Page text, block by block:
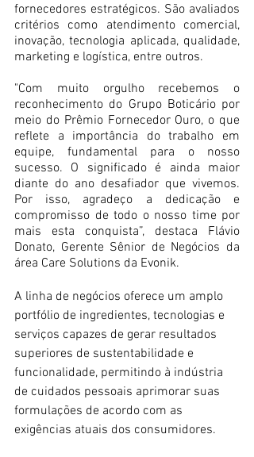
fornecedores estratégicos. São avaliados
critérios como atendimento comercial,
inovação, tecnologia aplicada, qualidade,
marketing e logística, entre outros.
"Com muito orgulho recebemos o
reconhecimento do Grupo Boticário por
meio do Prêmio Fornecedor Ouro, o que
reflete a importância do trabalho em
equipe, fundamental para o nosso
sucesso. O significado é ainda maior
diante do ano desafiador que vivemos.
Por isso, agradeço a dedicação e
compromisso de todo o nosso time por
mais esta conquista”, destaca Flávio
Donato, Gerente Sênior de Negócios da
área Care Solutions da Evonik.
A linha de negócios oferece um amplo
portfólio de ingredientes, tecnologias e
serviços capazes de gerar resultados
superiores de sustentabilidade e
funcionalidade, permitindo à indústria
de cuidados pessoais aprimorar suas
formulações de acordo com as
exigências atuais dos consumidores.